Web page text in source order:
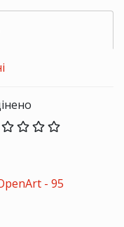
- 95